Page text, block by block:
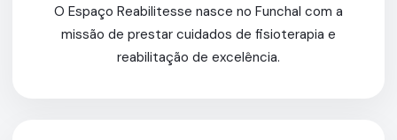
O Espaço Reabilitesse nasce no Funchal com a
missão de prestar cuidados de fisioterapia e
reabilitação de excelência.